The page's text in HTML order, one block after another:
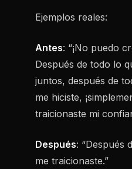
Ejemplos reales:
Antes: “¡No puedo
Después de todo lo
juntos, después de
me hiciste,
traicionaste mi
Después: “Después
me traicionaste.”